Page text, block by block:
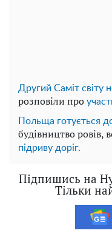
Другий Саміт світу
розповіли про
Польща готується
будівництво ровів,
підриву доріг.
Підпишись на
Тільки